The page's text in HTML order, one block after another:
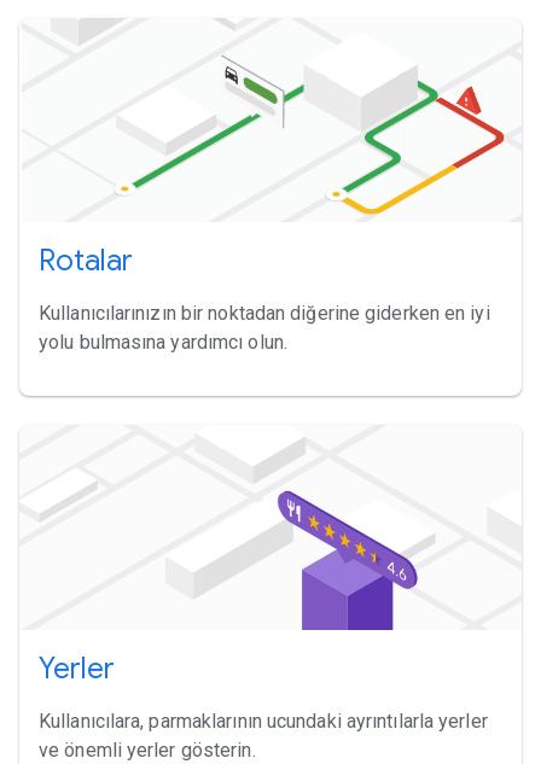
Rotalar
Kullanıcılarınızın bir noktadan diğerine giderken en iyi
yolu bulmasına yardımcı olun.
Yerler
Kullanıcılara, parmaklarının ucundaki ayrıntılarla yerler
ve önemli yerler gösterin.